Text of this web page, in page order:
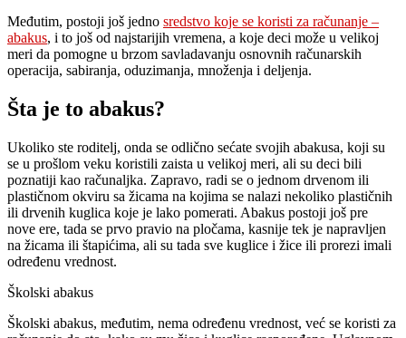
Međutim, postoji još jedno sredstvo koje se koristi za računanje –
abakus, i to još od najstarijih vremena, a koje deci može u velikoj
meri da pomogne u brzom savladavanju osnovnih računarskih
operacija, sabiranja, oduzimanja, množenja i deljenja.
Šta je to abakus?
Ukoliko ste roditelj, onda se odlično sećate svojih abakusa, koji su
se u prošlom veku koristili zaista u velikoj meri, ali su deci bili
poznatiji kao računaljka. Zapravo, radi se o jednom drvenom ili
plastičnom okviru sa žicama na kojima se nalazi nekoliko plastičnih
ili drvenih kuglica koje je lako pomerati. Abakus postoji još pre
nove ere, tada se prvo pravio na pločama, kasnije tek je napravljen
na žicama ili štapićima, ali su tada sve kuglice i žice ili prorezi imali
određenu vrednost.
Školski abakus
Školski abakus, međutim, nema određenu vrednost, već se koristi za